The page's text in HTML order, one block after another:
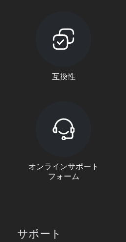
互換性
オンラインサポート
フォーム
サポート